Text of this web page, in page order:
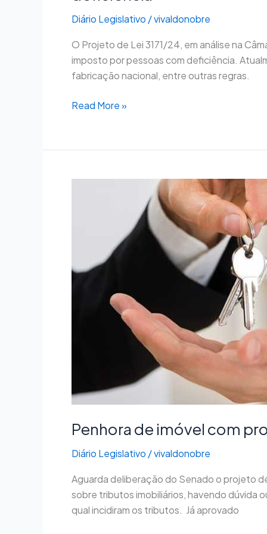
Diário Legislativo /vivaldonobre
O Projeto de Lei 3171/24, em análise na
imposto por pessoas com deficiência.
fabricação nacional, entre outras regras.
Read More »
Penhora de imóvel com
Diário Legislativo /vivaldonobre
Aguarda deliberação do Senado o projeto
sobre tributos imobiliários, havendo dúvida
qual incidiram os tributos. Já aprovado
propriedade
questionada
prioridade